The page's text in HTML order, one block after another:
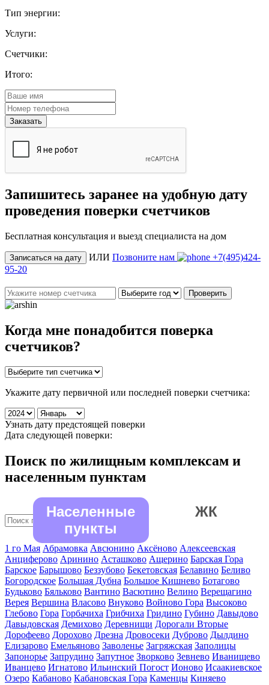
Тип энергии:
Услуги:
Счетчики:
Итого:
Запишитесь заранее на удобную дату
проведения поверки счетчиков
Бесплатная консультация и выезд специалиста на дом
Записаться на дату ИЛИ Позвоните нам
+7(495)424-
95-20
Проверить
Когда мне понадобится поверка
счетчиков?
Укажите дату первичной или последней поверки счетчика:
Узнать дату предстоящей поверки
Дата следующей поверки:
Поиск по жилищным комплексам и
населенным пунктам
Населенные
пункты
ЖК
1 го Мая Абрамовка Авсюнино Аксёново Алексеевская
Анциферово Аринино Асташково Ащерино Барская Гора
Барское Барышово Беззубово Бекетовская Белавино Беливо
Богородское Большая Дубна Большое Кишнево Ботагово
Будьково Бяльково Вантино Васютино Велино Верещагино
Верея Вершина Власово Внуково Войново Гора Высоково
Глебово Гора Горбачиха Грибчиха Гридино Губино Давыдово
Давыдовская Демихово Деревнищи Дорогали Вторые
Дорофеево Дорохово Дрезна Дровосеки Дуброво Дылдино
Елизарово Емельяново Заволенье Загряжская Заполицы
Запонорье Запрудино Запутное Зворково Зевнево Иванищево
Иванцево Игнатово Ильинский Погост Ионово Исаакиевское
Озеро Кабаново Кабановская Гора Каменцы Киняево